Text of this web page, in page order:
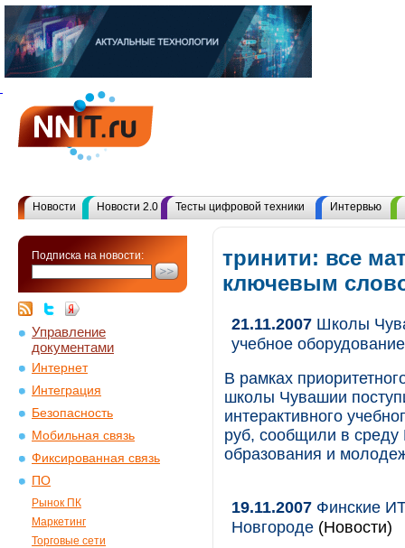
Новости Новости 2.0 Тесты цифровой техники Интервью
Подписка на новости:
Управление
документами
Интернет
Интеграция
Безопасность
Мобильная связь
Фиксированная связь
ПО
Рынок ПК
Маркетинг
Торговые сети
тринити: все
ключевым
21.11.2007 Школы
учебное
В рамках
школы Чувашии
интерактивного
руб, сообщили в
образования и
19.11.2007 Финские
Новгороде (Новости)